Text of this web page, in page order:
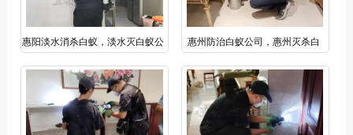
惠阳淡水消杀白蚁，淡水灭白蚁公
惠州防治白蚁公司，惠州灭杀白